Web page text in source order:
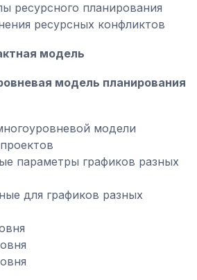
ресурсного планирования
ресурсных конфликтов
модель
модель планирования
модели
параметры графиков разных
для графиков разных